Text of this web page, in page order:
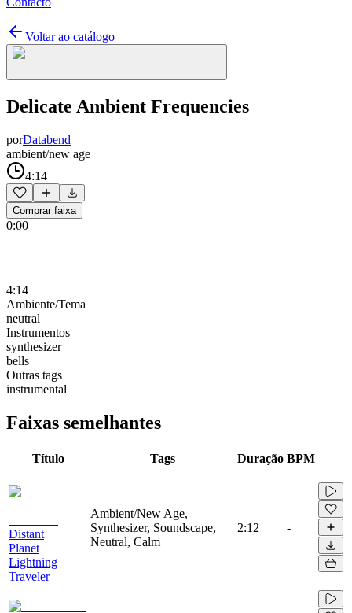
Voltar ao catálogo
Delicate Ambient Frequencies
porDatabend
ambient/new age
4:14
Comprar faixa
0:00
4:14
Ambiente/Tema
neutral
Instrumentos
synthesizer
bells
Outras tags
instrumental
Faixas semelhantes
Título Tags Duração BPM
Distant
Planet
Lightning
Traveler
Ambient/New Age,
Synthesizer, Soundscape,
Neutral, Calm
2:12 -